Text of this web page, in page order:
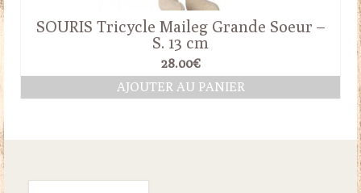
SOURIS Tricycle Maileg Grande Soeur –
S. 13 cm
28.00€
AJOUTER AU PANIER